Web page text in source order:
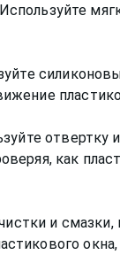
отвертку
как
и
окна,